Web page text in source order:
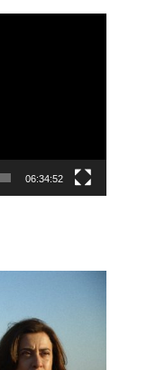
06:34:52